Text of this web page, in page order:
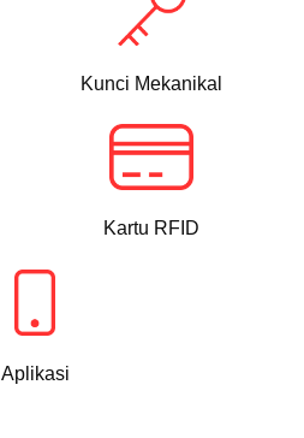
Kunci Mekanikal
Kartu RFID
Aplikasi